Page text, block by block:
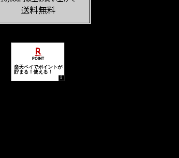
送料無料